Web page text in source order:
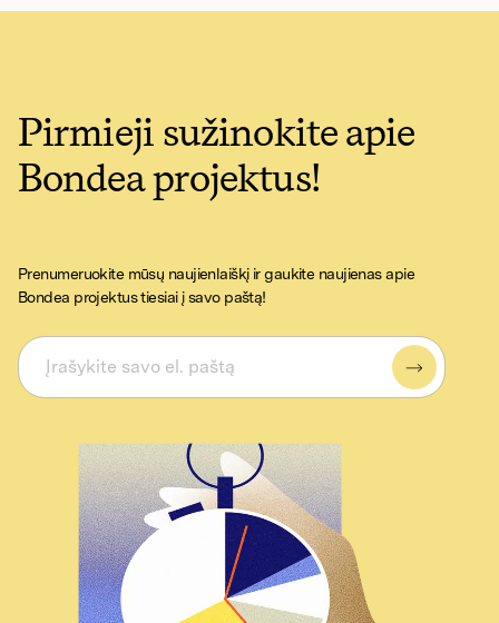
Pirmieji sužinokite apie
Bondea projektus!
Prenumeruokite mūsų naujienlaiškį ir gaukite naujienas apie
Bondea projektus tiesiai į savo paštą!